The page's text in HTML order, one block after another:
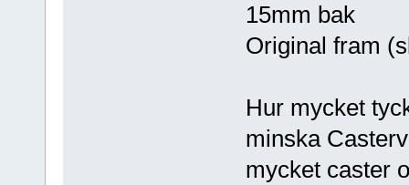
15mm bak
Original fram
Hur mycket
minska
mycket caster